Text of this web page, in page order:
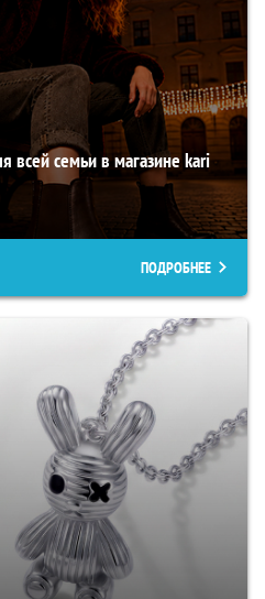
всей семьи в магазине kari
ПОДРОБНЕЕ